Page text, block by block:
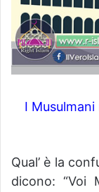
I
Qual’ è la
dicono: “Voi